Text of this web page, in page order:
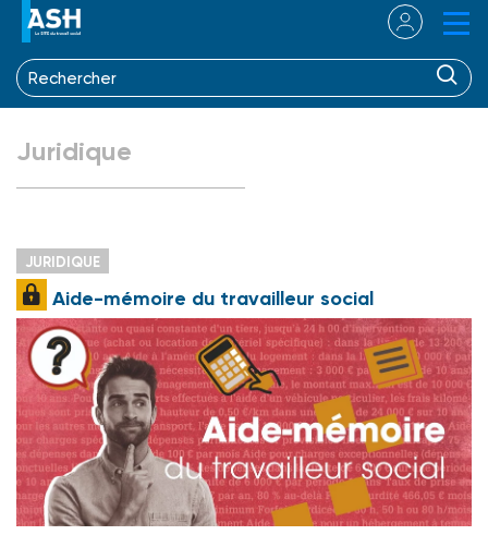
Juridique
JURIDIQUE
Aide-mémoire du travailleur social